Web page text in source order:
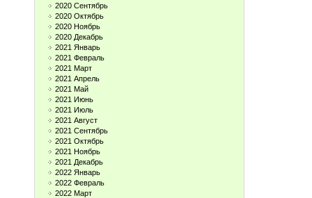
2020 Сентябрь
2020 Октябрь
2020 Ноябрь
2020 Декабрь
2021 Январь
2021 Февраль
2021 Март
2021 Апрель
2021 Май
2021 Июнь
2021 Июль
2021 Август
2021 Сентябрь
2021 Октябрь
2021 Ноябрь
2021 Декабрь
2022 Январь
2022 Февраль
2022 Март